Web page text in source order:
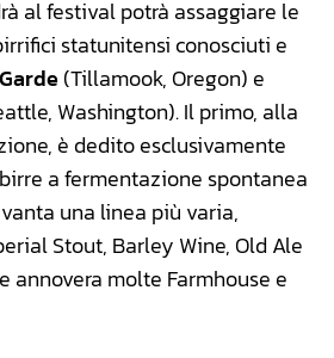
al festival potrà assaggiare le
statunitensi conosciuti e
(Tillamook, Oregon) e
Washington). Il primo, alla
è dedito esclusivamente
a fermentazione spontanea
una linea più varia,
Stout, Barley Wine, Old Ale
annovera molte Farmhouse e